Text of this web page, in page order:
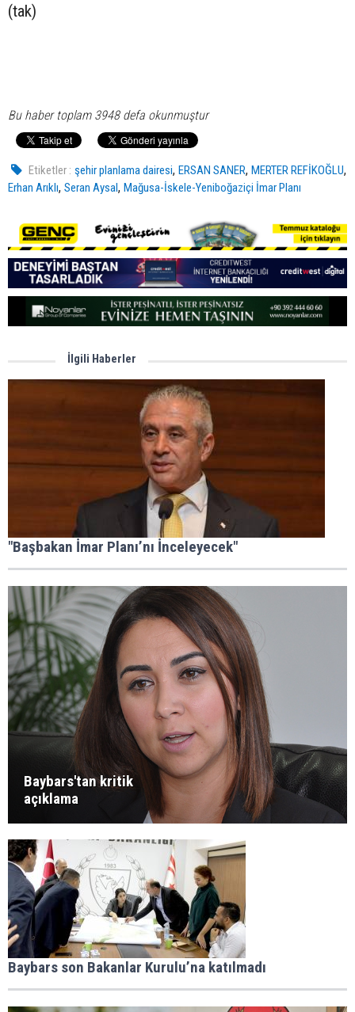
(tak)
Bu haber toplam 3948 defa okunmuştur
Etiketler : şehir planlama dairesi,ERSAN SANER,MERTER REFİKOĞLU,
Erhan Arıklı, Seran Aysal, Mağusa-İskele-Yeniboğaziçi İmar Planı
İlgili Haberler
"Başbakan İmar Planı’nı İnceleyecek"
Baybars'tan kritik
açıklama
Baybars son Bakanlar Kurulu’na katılmadı